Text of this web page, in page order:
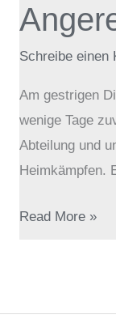
Schreibe einen
Am gestrigen
wenige Tage
Abteilung und
Heimkämpfen.
trauern
Herbert
Tschakert
sen.
Read More »